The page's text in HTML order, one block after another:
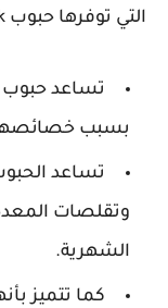
التي توفرها حبوب fenugreek للنساء:
تساعد حبوب
بسبب خصائصها
تساعد
وتقلصات
الشهرية.
كما تتميز